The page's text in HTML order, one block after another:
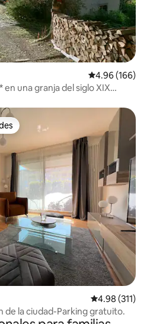
Calificación
4.96 (166)
una granja del siglo XIX
preferido
Calificación
4.98 (311)
Corazón de la ciudad-Parking gratuito.